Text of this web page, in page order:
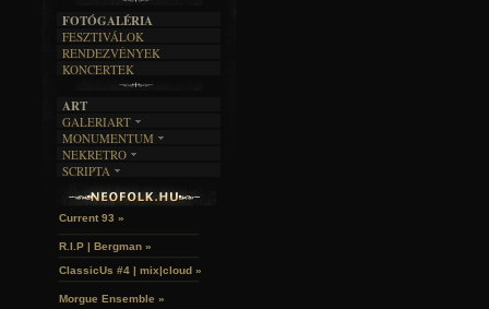
FOTÓGALÉRIA
FESZTIVÁLOK
RENDEZVÉNYEK
KONCERTEK
ART
GALERIART
ARTGALERI
KÉPREGÉNYEK
LAKÁSKULTS
MONUMENTUM
TEMETŐK
TEMPLOMOK
VÁRAK
HELYEK
NEKRETRO
SZUBKULT
FEKETE LYUK
RELIKVIÁK
SCRIPTA
NOVELLÁK
VERSEK
Current 93 »
R.I.P | Bergman »
ClassicUs #4 | mix|cloud »
Morgue Ensemble »